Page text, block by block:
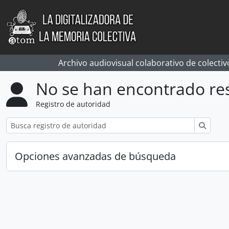
Skip to main content
Archivo audiovisual colaborativo de
No se han encontrado
Registro de autoridad
Opciones avanzadas de búsqueda